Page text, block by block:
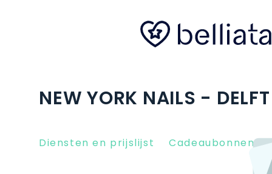
NEW YORK NAILS -
Diensten en prijslijst Cadeaubonnen